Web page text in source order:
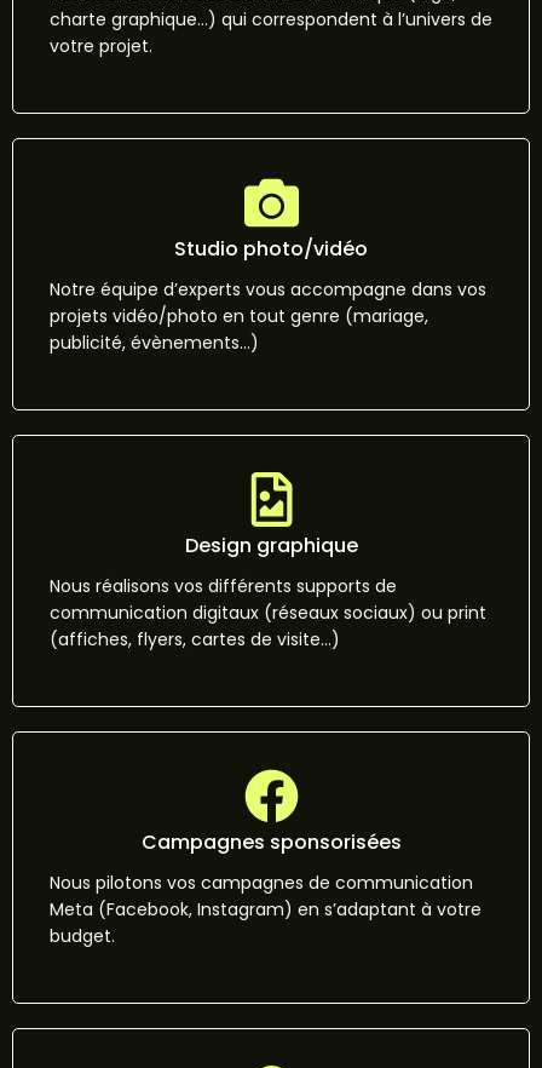
charte graphique…) qui correspondent à l’univers de
votre projet.
Studio photo/vidéo
Notre équipe d’experts vous accompagne dans vos
projets vidéo/photo en tout genre (mariage,
publicité, évènements…)
Design graphique
Nous réalisons vos différents supports de
communication digitaux (réseaux sociaux) ou print
(affiches, flyers, cartes de visite…)
Campagnes sponsorisées
Nous pilotons vos campagnes de communication
Meta (Facebook, Instagram) en s’adaptant à votre
budget.